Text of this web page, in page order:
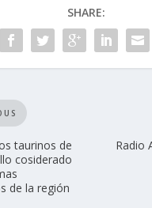
SHARE:
taurinos de
cosiderado
de la región
Radio